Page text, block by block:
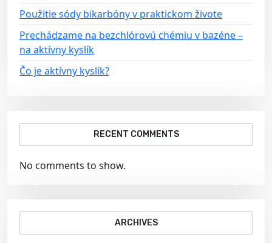
Použitie sódy bikarbóny v praktickom živote
Prechádzame na bezchlórovú chémiu v bazéne –
na aktívny kyslík
Čo je aktívny kyslík?
RECENT COMMENTS
No comments to show.
ARCHIVES